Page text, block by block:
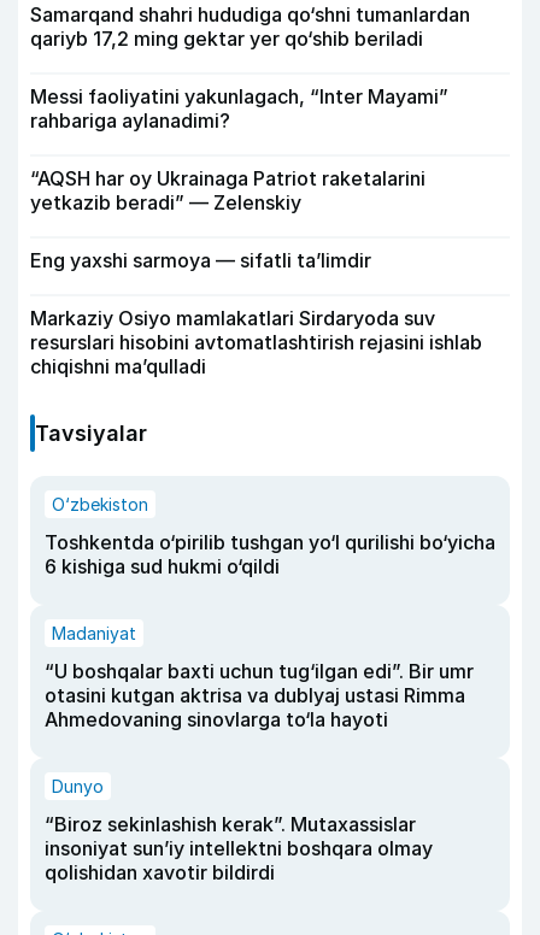
Samarqand shahri hududiga qo‘shni tumanlardan
qariyb 17,2 ming gektar yer qo‘shib beriladi
Messi faoliyatini yakunlagach, “Inter Mayami”
rahbariga aylanadimi?
“AQSH har oy Ukrainaga Patriot raketalarini
yetkazib beradi” — Zelenskiy
Eng yaxshi sarmoya — sifatli ta’limdir
Markaziy Osiyo mamlakatlari Sirdaryoda suv
resurslari hisobini avtomatlashtirish rejasini ishlab
chiqishni ma’qulladi
Tavsiyalar
O‘zbekiston
Toshkentda o‘pirilib tushgan yo‘l qurilishi bo‘yicha
6 kishiga sud hukmi o‘qildi
Madaniyat
“U boshqalar baxti uchun tug‘ilgan edi”. Bir umr
otasini kutgan aktrisa va dublyaj ustasi Rimma
Ahmedovaning sinovlarga to‘la hayoti
Dunyo
“Biroz sekinlashish kerak”. Mutaxassislar
insoniyat sun’iy intellektni boshqara olmay
qolishidan xavotir bildirdi